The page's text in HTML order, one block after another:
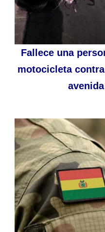
Fallece una
motocicleta